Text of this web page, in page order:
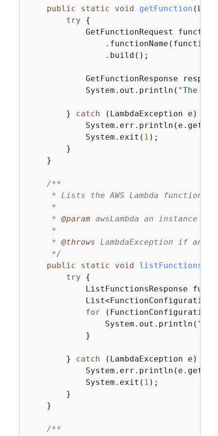
public
static void getFunction
try
{
GetFunctionRequest
                .build();
GetFunctionResponse
            System.out.println(
"The
        }
catch (LambdaException e)
            System.exit(
1 );
        }
    }
/**
* Lists the AWS Lambda functions
     *
     *
@param awsLambda an instance
     *
     *
@throws LambdaException if an
     */
public
static void listFunctions
try
{
ListFunctionsResponse
for
                System.out.println(
            }
        }
catch (LambdaException e)
            System.exit(
1 );
        }
    }
/**